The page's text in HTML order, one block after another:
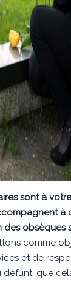
sont à
à
des obsèques
comme
et de
défunt, que